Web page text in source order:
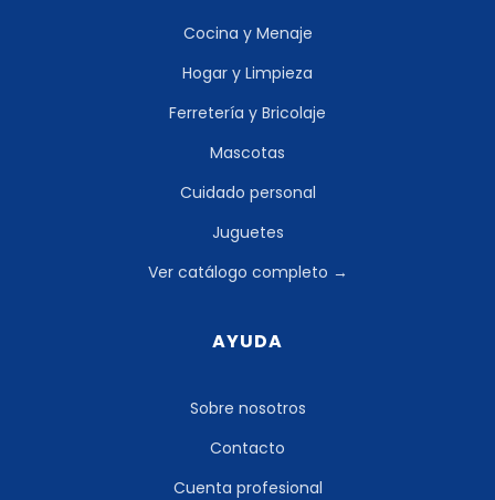
Cocina y Menaje
Hogar y Limpieza
Ferretería y Bricolaje
Mascotas
Cuidado personal
Juguetes
Ver catálogo completo →
AYUDA
Sobre nosotros
Contacto
Cuenta profesional